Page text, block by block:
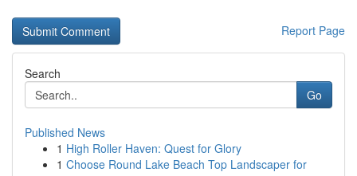
Report Page
Search
Go
Published News
1 High Roller Haven: Quest for Glory
1 Choose Round Lake Beach Top Landscaper for